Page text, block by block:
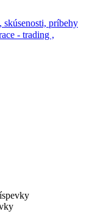
príbehy
- trading ,